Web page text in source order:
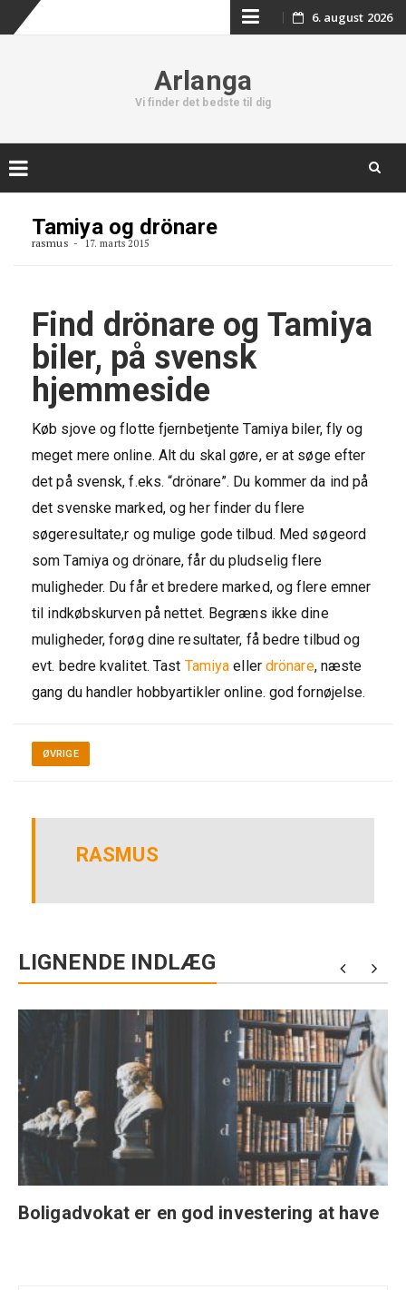
Skip
content
6. august 2026
Arlanga
Vi finder det bedste til dig
content
Tamiya og drönare
rasmus 17. marts 2015
Find drönare og Tamiya
biler, på svensk
hjemmeside
Køb sjove og flotte fjernbetjente Tamiya biler, fly og
meget mere online. Alt du skal gøre, er at søge efter
det på svensk, f.eks. “drönare”. Du kommer da ind på
det svenske marked, og her finder du flere
søgeresultate,r og mulige gode tilbud. Med søgeord
som Tamiya og drönare, får du pludselig flere
muligheder. Du får et bredere marked, og flere emner
til indkøbskurven på nettet. Begræns ikke dine
muligheder, forøg dine resultater, få bedre tilbud og
evt. bedre kvalitet. Tast Tamiya eller drönare, næste
gang du handler hobbyartikler online. god fornøjelse.
ØVRIGE
RASMUS
LIGNENDE INDLÆG
Boligadvokat er en god investering at have